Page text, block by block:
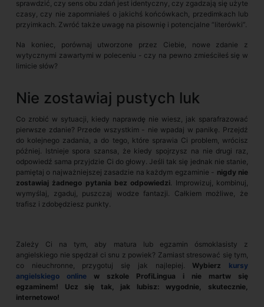
sprawdzić, czy sens obu zdań jest identyczny, czy zgadzają się użyte
czasy, czy nie zapomniałeś o jakichś końcówkach, przedimkach lub
przyimkach. Zwróć także uwagę na pisownię i potencjalne “literówki”.
Na koniec, porównaj utworzone przez Ciebie, nowe zdanie z
wytycznymi zawartymi w poleceniu - czy na pewno zmieściłeś się w
limicie słów?
Nie zostawiaj pustych luk
Co zrobić w sytuacji, kiedy naprawdę nie wiesz, jak sparafrazować
pierwsze zdanie? Przede wszystkim - nie wpadaj w panikę. Przejdź
do kolejnego zadania, a do tego, które sprawia Ci problem, wrócisz
później. Istnieje spora szansa, że kiedy spojrzysz na nie drugi raz,
odpowiedź sama przyjdzie Ci do głowy. Jeśli tak się jednak nie stanie,
pamiętaj o najważniejszej zasadzie na każdym egzaminie - nigdy nie
zostawiaj żadnego pytania bez odpowiedzi. Improwizuj, kombinuj,
wymyślaj, zgaduj, puszczaj wodze fantazji. Całkiem możliwe, że
trafisz i zdobędziesz punkty.
Zależy Ci na tym, aby matura lub egzamin ósmoklasisty z
angielskiego nie spędzał ci snu z powiek? Zamiast stresować się tym,
co nieuchronne, przygotuj się jak najlepiej. Wybierz kursy
angielskiego online w szkole ProfiLingua i nie martw się
egzaminem! Ucz się tak, jak lubisz: wygodnie, skutecznie,
internetowo!